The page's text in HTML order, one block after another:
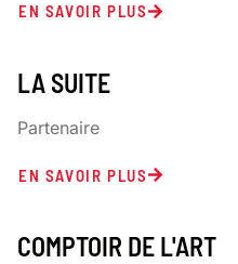
EN SAVOIR PLUS
LA SUITE
Partenaire
EN SAVOIR PLUS
COMPTOIR DE L'ART